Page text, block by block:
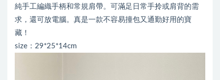
純手工編織手柄和常規肩帶。可滿足日常手拎或肩背的需
求，還可放電腦。真是一款不容易撞包又通勤好用的寶
藏！
size：29*25*14cm